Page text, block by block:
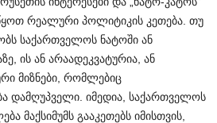
რეალური პოლიტიკის კეთება. თუ
საქართველოს ნატოში ან
ის ან არაადეკვატურია, ან
მიზნები, რომლებიც
დამღუპველი. იმედია, საქართველოს
მაქსიმუმს გააკეთებს იმისთვის,